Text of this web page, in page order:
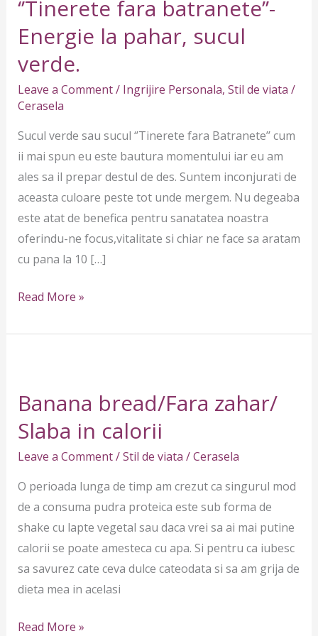
‘’Tinerete fara batranete’’-
Energie la pahar, sucul
verde.
Leave a Comment/ Ingrijire Personala, Stil de viata /
Cerasela
Sucul verde sau sucul ‘’Tinerete fara Batranete’’ cum
ii mai spun eu este bautura momentului iar eu am
ales sa il prepar destul de des. Suntem inconjurati de
aceasta culoare peste tot unde mergem. Nu degeaba
este atat de benefica pentru sanatatea noastra
oferindu-ne focus,vitalitate si chiar ne face sa aratam
cu pana la 10 […]
Energie
la
pahar,
sucul
verde.
Read More »
Banana bread/Fara zahar/
Slaba in calorii
Leave a Comment/Stil de viata /Cerasela
O perioada lunga de timp am crezut ca singurul mod
de a consuma pudra proteica este sub forma de
shake cu lapte vegetal sau daca vrei sa ai mai putine
calorii se poate amesteca cu apa. Si pentru ca iubesc
sa savurez cate ceva dulce cateodata si sa am grija de
dieta mea in acelasi
zahar/
Slaba
in
calorii
Read More »